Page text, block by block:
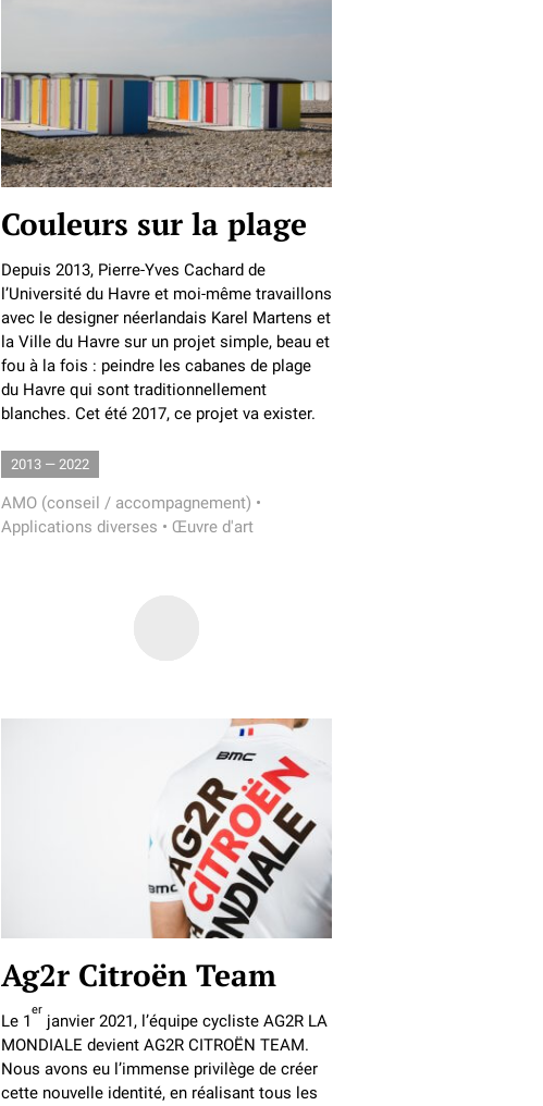
Couleurs sur la plage
Depuis 2013, Pierre-Yves Cachard de
l’Université du Havre et moi-même travaillons
avec le designer néerlandais Karel Martens et
la Ville du Havre sur un projet simple, beau et
fou à la fois : peindre les cabanes de plage
du Havre qui sont traditionnellement
blanches. Cet été 2017, ce projet va exister.
2013 — 2022
AMO (conseil / accompagnement) •
Applications diverses • Œuvre d'art
Ag2r Citroën Team
Le 1
er
janvier 2021, l’équipe cycliste AG2R LA
MONDIALE devient AG2R CITROËN TEAM.
Nous avons eu l’immense privilège de créer
cette nouvelle identité, en réalisant tous les